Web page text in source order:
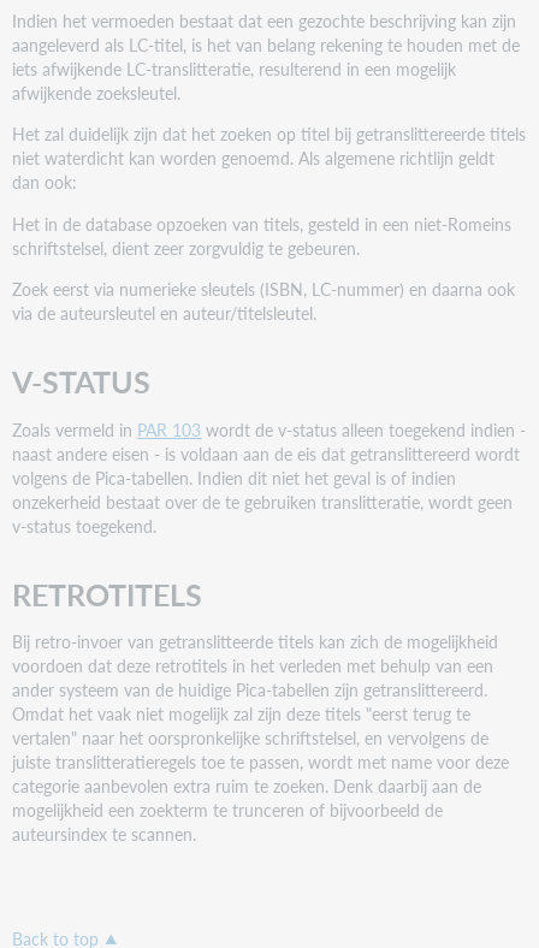
Indien het vermoeden bestaat dat een gezochte beschrijving kan zijn
aangeleverd als LC-titel, is het van belang rekening te houden met de
iets afwijkende LC-translitteratie, resulterend in een mogelijk
afwijkende zoeksleutel.
Het zal duidelijk zijn dat het zoeken op titel bij getranslittereerde titels
niet waterdicht kan worden genoemd. Als algemene richtlijn geldt
dan ook:
Het in de database opzoeken van titels, gesteld in een niet-Romeins
schriftstelsel, dient zeer zorgvuldig te gebeuren.
Zoek eerst via numerieke sleutels (ISBN, LC-nummer) en daarna ook
via de auteursleutel en auteur/titelsleutel.
V-STATUS
Zoals vermeld in PAR 103 wordt de v-status alleen toegekend indien -
naast andere eisen - is voldaan aan de eis dat getranslittereerd wordt
volgens de Pica-tabellen. Indien dit niet het geval is of indien
onzekerheid bestaat over de te gebruiken translitteratie, wordt geen
v-status toegekend.
RETROTITELS
Bij retro-invoer van getranslitteerde titels kan zich de mogelijkheid
voordoen dat deze retrotitels in het verleden met behulp van een
ander systeem van de huidige Pica-tabellen zijn getranslittereerd.
Omdat het vaak niet mogelijk zal zijn deze titels "eerst terug te
vertalen" naar het oorspronkelijke schriftstelsel, en vervolgens de
juiste translitteratieregels toe te passen, wordt met name voor deze
categorie aanbevolen extra ruim te zoeken. Denk daarbij aan de
mogelijkheid een zoekterm te trunceren of bijvoorbeeld de
auteursindex te scannen.
Back to top